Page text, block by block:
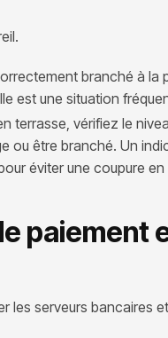
branché à la
est une situation
terrasse, vérifiez le
ou être branché. Un
éviter une coupure en
paiement
les serveurs bancaires